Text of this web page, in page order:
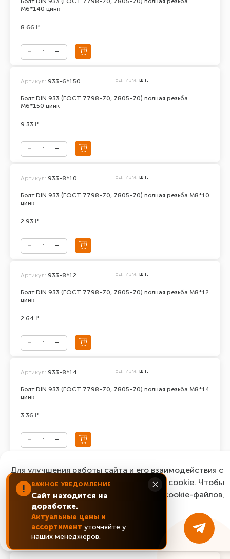
М6*140 цинк
8.66 ₽
Болт DIN 933 (ГОСТ 7798-70, 7805-70) полная резьба
М6*150 цинк
Артикул: 933-6*150 Ед. изм. шт.
9.33 ₽
Болт DIN 933 (ГОСТ 7798-70, 7805-70) полная резьба М8*10
цинк
Артикул: 933-8*10 Ед. изм. шт.
2.93 ₽
Болт DIN 933 (ГОСТ 7798-70, 7805-70) полная резьба М8*12
цинк
Артикул: 933-8*12 Ед. изм. шт.
2.64 ₽
Болт DIN 933 (ГОСТ 7798-70, 7805-70) полная резьба М8*14
цинк
Артикул: 933-8*14 Ед. изм. шт.
3.36 ₽
Болт DIN 933 (ГОСТ 7798-70, 7805-70) полная резьба М8*16
цинк
Артикул: 933-8*16 Ед. изм. шт.
2.64 ₽
! ВАЖНОЕ УВЕДОМЛЕНИЕ
Сайт находится на
доработке.
Актуальные цены и
ассортимент уточняйте у
наших менеджеров.
×
Для улучшения работы сайта и его взаимодействия с
пользователями мы используем файлы cookie. Чтобы
согласиться с нашим использованием cookie-файлов,
нажмите “Ок, понятно!”
ОК, понятно!